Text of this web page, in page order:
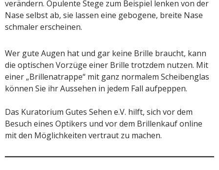
verändern. Opulente Stege zum Beispiel lenken von der
Nase selbst ab, sie lassen eine gebogene, breite Nase
schmaler erscheinen.
Wer gute Augen hat und gar keine Brille braucht, kann
die optischen Vorzüge einer Brille trotzdem nutzen. Mit
einer „Brillenatrappe“ mit ganz normalem Scheibenglas
können Sie ihr Aussehen in jedem Fall aufpeppen.
Das Kuratorium Gutes Sehen e.V. hilft, sich vor dem
Besuch eines Optikers und vor dem Brillenkauf online
mit den Möglichkeiten vertraut zu machen.